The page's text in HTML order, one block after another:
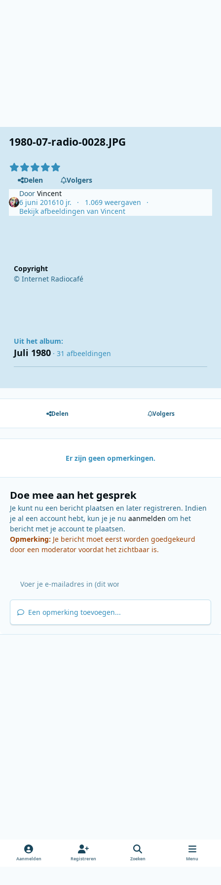
1980-07-radio-0028.JPG
Delen
Volgers
DoorVincent
6 juni 201610 jr.
1.069 weergaven
Bekijk afbeeldingen van Vincent
Copyright
© Internet Radiocafé
Uit het album:
Juli 1980 · 31 afbeeldingen
Delen Volgers
Er zijn geen opmerkingen.
Doe mee aan het gesprek
Je kunt nu een bericht plaatsen en later registreren. Indien
je al een account hebt, kun je je nu aanmelden om het
bericht met je account te plaatsen.
Opmerking: Je bericht moet eerst worden goedgekeurd
door een moderator voordat het zichtbaar is.
Een opmerking toevoegen...
Aanmelden Registreren Zoeken Menu